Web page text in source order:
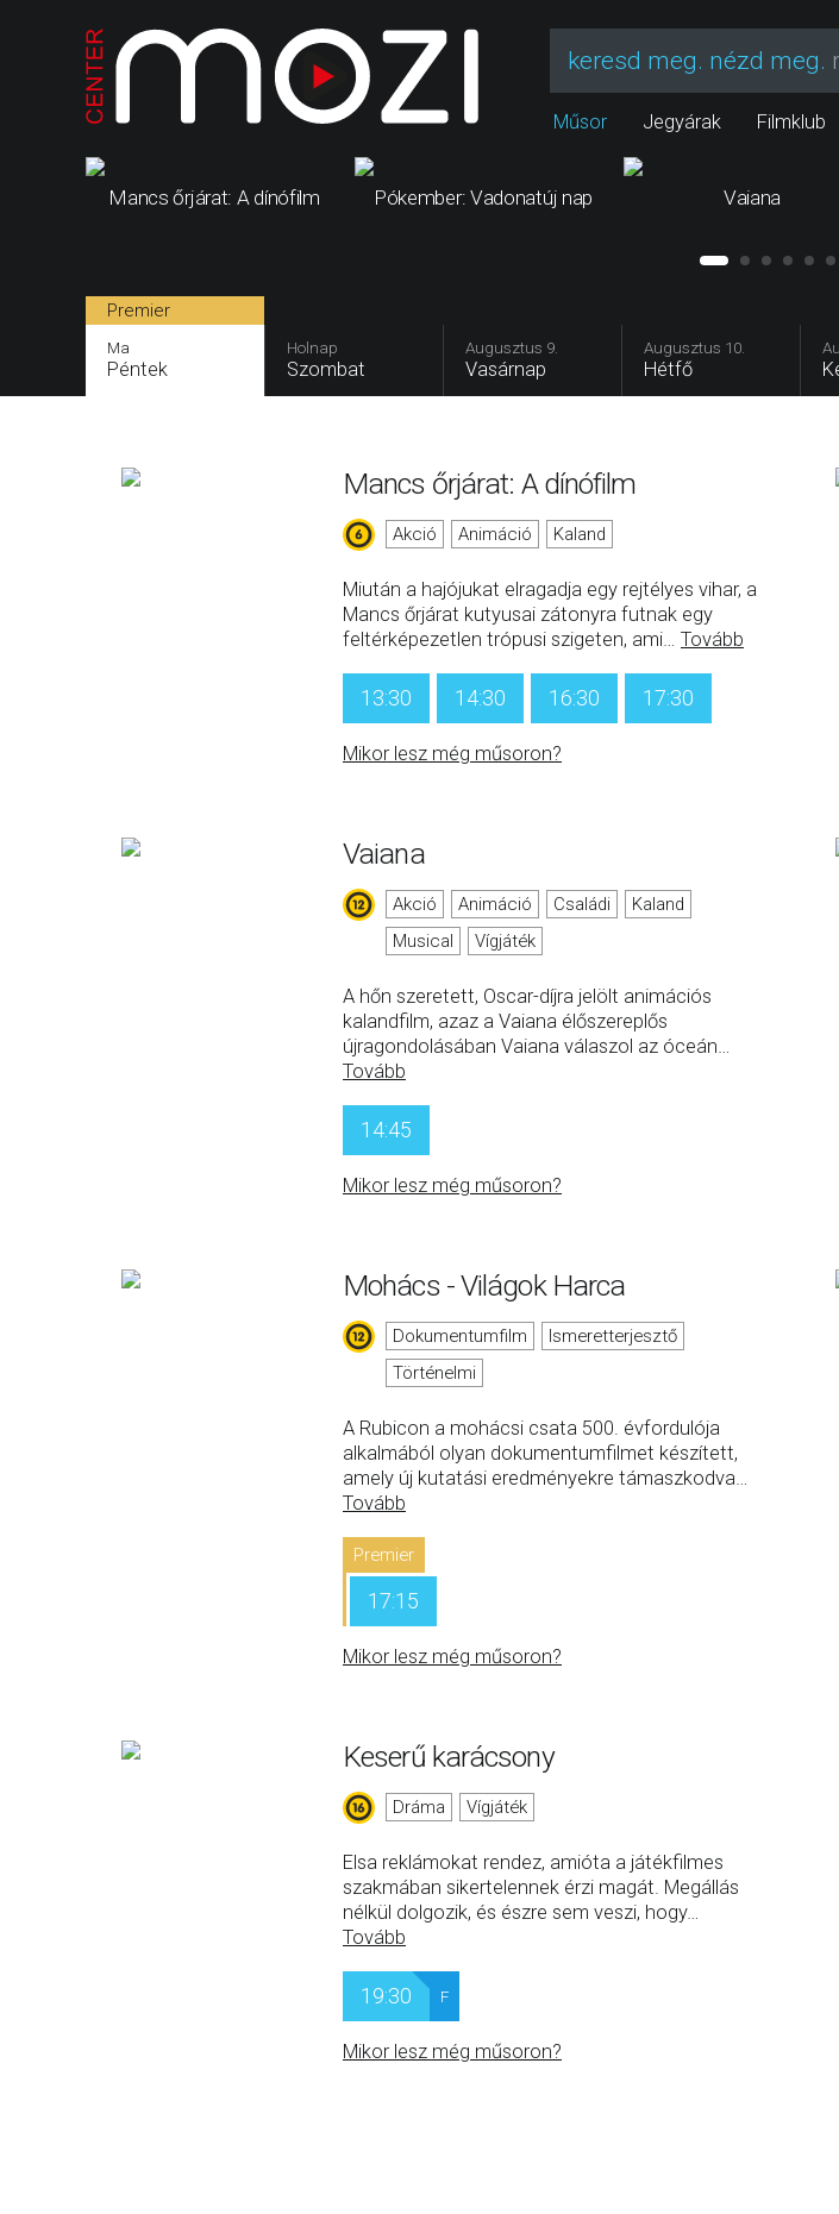
keresd meg. nézd meg.
Műsor Jegyárak Filmklub
Mancs őrjárat: A dínófilm Pókember: Vadonatúj nap Vaiana
Premier
Ma
Péntek
Holnap
Szombat
Augusztus 9.
Vasárnap
Augusztus 10.
Hétfő
Mancs őrjárat: A dínófilm
Akció Animáció Kaland
Miután a hajójukat elragadja egy rejtélyes vihar, a
Mancs őrjárat kutyusai zátonyra futnak egy
feltérképezetlen trópusi szigeten, ami… Tovább
13:30 14:30 16:30 17:30
Mikor lesz még műsoron?
Vaiana
Akció Animáció Családi
Kaland
Musical
Vígjáték
A hőn szeretett, Oscar-díjra jelölt animációs
kalandfilm, azaz a Vaiana élőszereplős
újragondolásában Vaiana válaszol az óceán…
Tovább
14:45
Mikor lesz még műsoron?
Mohács - Világok Harca
Dokumentumfilm
Ismeretterjesztő
Történelmi
A Rubicon a mohácsi csata 500. évfordulója
alkalmából olyan dokumentumfilmet készített,
amely új kutatási eredményekre támaszkodva…
Tovább
Premier
17:15
Mikor lesz még műsoron?
Keserű karácsony
Dráma Vígjáték
Elsa reklámokat rendez, amióta a játékfilmes
szakmában sikertelennek érzi magát. Megállás
nélkül dolgozik, és észre sem veszi, hogy…
Tovább
19:30 F
Mikor lesz még műsoron?